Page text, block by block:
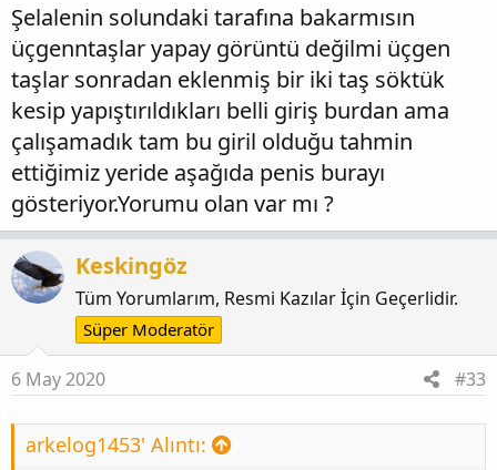
Şelalenin solundaki tarafına bakarmısın
üçgenntaşlar yapay görüntü değilmi üçgen
taşlar sonradan eklenmiş bir iki taş söktük
kesip yapıştırıldıkları belli giriş burdan ama
çalışamadık tam bu giril olduğu tahmin
ettiğimiz yeride aşağıda penis burayı
gösteriyor.Yorumu olan var mı ?
Keskingöz
Tüm Yorumlarım, Resmi Kazılar İçin Geçerlidir.
Süper Moderatör
6 May 2020 #33
arkelog1453' Alıntı: